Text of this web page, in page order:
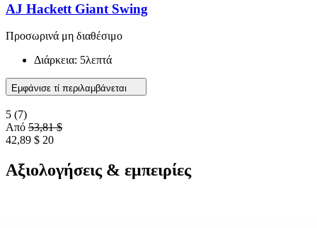
AJ Hackett Giant Swing
Προσωρινά μη διαθέσιμο
Διάρκεια: 5λεπτά
Εμφάνισε τί περιλαμβάνεται
5 (7)
Από 53,81 $
42,89 $ 20
Αξιολογήσεις & εμπειρίες